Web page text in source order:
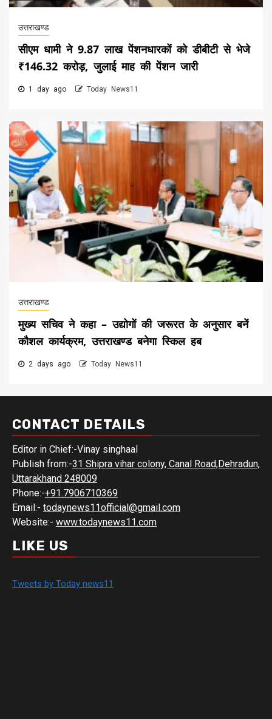
उत्तराखण्ड
सीएम धामी ने 9.87 लाख पेंशनधारकों को डीबीटी से भेजे
₹146.32 करोड़, जुलाई माह की पेंशन जारी
1 day ago Today News11
उत्तराखण्ड
मुख्य सचिव ने कहा – उद्योगों की जरूरत के अनुसार बनें
कौशल कार्यक्रम, उत्तराखण्ड बनेगा स्किल हब
2 days ago Today News11
CONTACT DETAILS
Editor in Chief:-Vinay singhaal
Publish from:-31 Shipra vihar colony, Canal Road,Dehradun,
Uttarakhand 248009
Phone:-+91.7906710369
Email:- todaynews11official@gmail.com
Website:- www.todaynews11.com
LIKE US
Tweets by Today news11